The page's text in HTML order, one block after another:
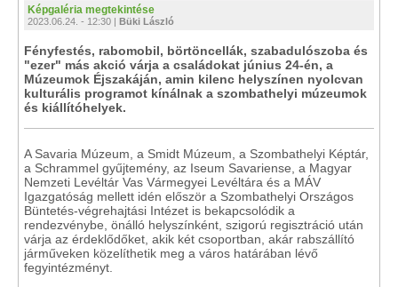
Képgaléria megtekintése
2023.06.24. - 12:30 | Büki László
Fényfestés, rabomobil, börtöncellák, szabadulószoba és
"ezer" más akció várja a családokat június 24-én, a
Múzeumok Éjszakáján, amin kilenc helyszínen nyolcvan
kulturális programot kínálnak a szombathelyi múzeumok
és kiállítóhelyek.
A Savaria Múzeum, a Smidt Múzeum, a Szombathelyi Képtár,
a Schrammel gyűjtemény, az Iseum Savariense, a Magyar
Nemzeti Levéltár Vas Vármegyei Levéltára és a MÁV
Igazgatóság mellett idén először a Szombathelyi Országos
Büntetés-végrehajtási Intézet is bekapcsolódik a
rendezvénybe, önálló helyszínként, szigorú regisztráció után
várja az érdeklődőket, akik két csoportban, akár rabszállító
járműveken közelíthetik meg a város határában lévő
fegyintézményt.